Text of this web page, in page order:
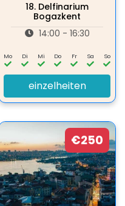
18. Delfinarium
Bogazkent
14:00 - 16:30
Mo Di Mi Do Fr Sa So
einzelheiten
€250